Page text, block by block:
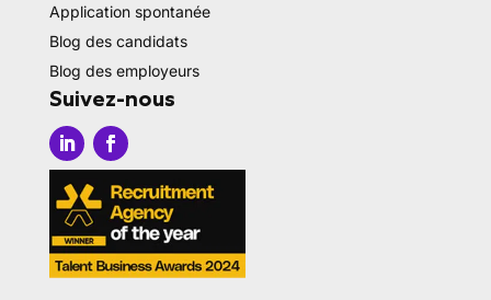
Application spontanée
Blog des candidats
Blog des employeurs
Suivez-nous